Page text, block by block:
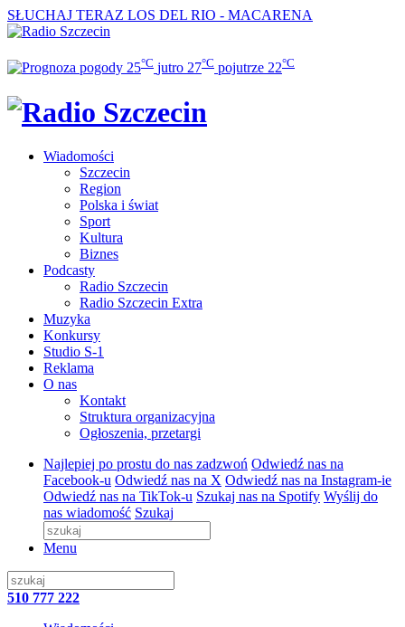
SŁUCHAJ TERAZ LOS DEL RIO - MACARENA
25°C jutro 27°C pojutrze 22°C
Wiadomości
Szczecin
Region
Polska i świat
Sport
Kultura
Biznes
Podcasty
Radio Szczecin
Radio Szczecin Extra
Muzyka
Konkursy
Studio S-1
Reklama
O nas
Kontakt
Struktura organizacyjna
Ogłoszenia, przetargi
Najlepiej po prostu do nas zadzwoń Odwiedź nas na
Facebook-u Odwiedź nas na X Odwiedź nas na Instagram-ie
Odwiedź nas na TikTok-u Szukaj nas na Spotify Wyślij do
nas wiadomość Szukaj
Menu
510 777 222